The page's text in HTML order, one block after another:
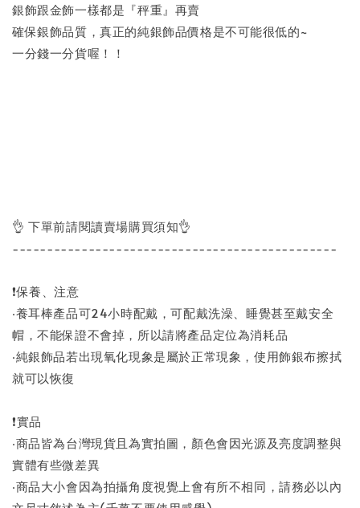
銀飾跟金飾一樣都是『秤重』再賣
確保銀飾品質，真正的純銀飾品價格是不可能很低的~
一分錢一分貨喔！！
👌 下單前請閱讀賣場購買須知👌
-----------------------------------------------
❗保養、注意
‧養耳棒產品可24小時配戴，可配戴洗澡、睡覺甚至戴安全
帽，不能保證不會掉，所以請將產品定位為消耗品
‧純銀飾品若出現氧化現象是屬於正常現象，使用飾銀布擦拭
就可以恢復
❗實品
‧商品皆為台灣現貨且為實拍圖，顏色會因光源及亮度調整與
實體有些微差異
‧商品大小會因為拍攝角度視覺上會有所不相同，請務必以內